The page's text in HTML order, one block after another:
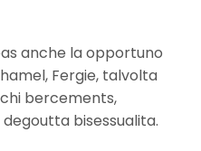
anche la opportuno
Fergie, talvolta
bercements,
bisessualita.